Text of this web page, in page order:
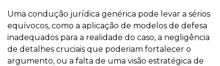
Uma condução jurídica genérica pode levar a sérios
equívocos, como a aplicação de modelos de defesa
inadequados para a realidade do caso, a negligência
de detalhes cruciais que poderiam fortalecer o
argumento, ou a falta de uma visão estratégica de